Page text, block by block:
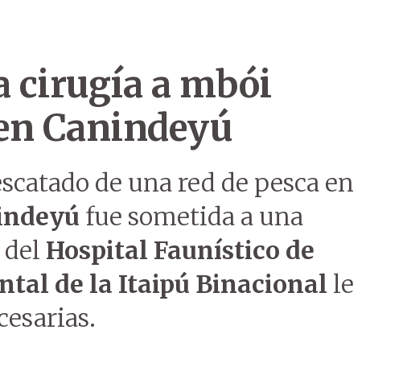
cirugía a mbói
Canindeyú
de una red de pesca en
fue sometida a una
Hospital Faunístico de
de la Itaipú Binacional le